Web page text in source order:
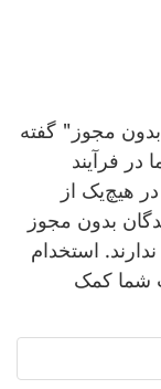
بدون مجوز" گفته
فرآیند
هیچ‌یک از
بدون مجوز
استخدام
شما کمک